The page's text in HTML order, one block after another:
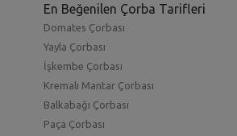
En Beğenilen Çorba Tarifleri
Domates Çorbası
Yayla Çorbası
İşkembe Çorbası
Kremalı Mantar Çorbası
Balkabağı Çorbası
Paça Çorbası